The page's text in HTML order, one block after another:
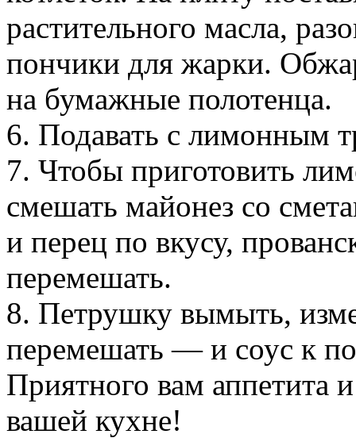
растительного масла,
пончики для жарки.
на бумажные полотенца.
6. Подавать с лимонным
7. Чтобы приготовить
смешать майонез со
и перец по вкусу,
перемешать.
8. Петрушку вымыть,
перемешать — и соус к
Приятного вам аппетита
вашей кухне!